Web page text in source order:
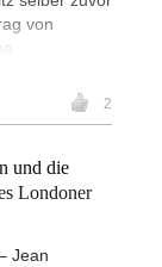
von
2
und die
Londoner
Jean